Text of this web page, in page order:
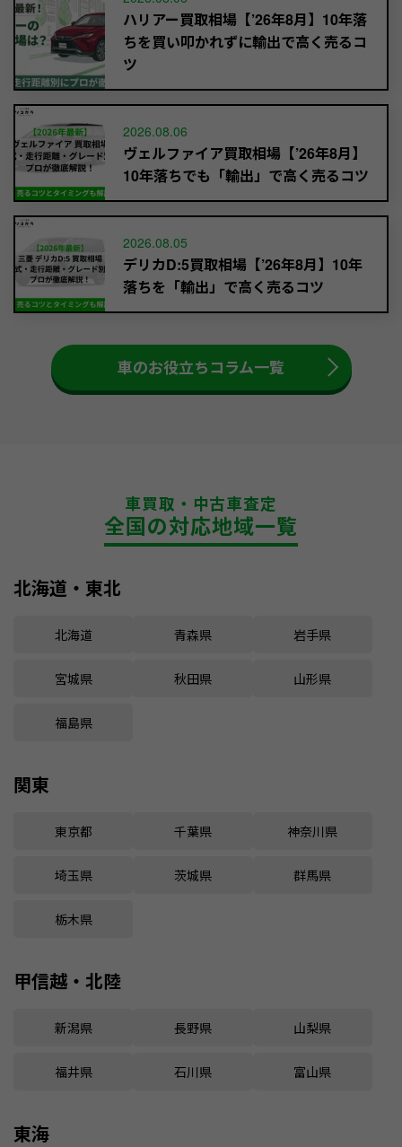
ハリアー買取相場【’26年8月】10年落
ちを買い叩かれずに輸出で高く売るコ
ツ
2026.08.06
ヴェルファイア買取相場【’26年8月】
10年落ちでも「輸出」で高く売るコツ
2026.08.05
デリカD:5買取相場【’26年8月】10年
落ちを「輸出」で高く売るコツ
車のお役立ちコラム一覧
車買取・中古車査定
全国の対応地域一覧
北海道・東北
北海道 青森県 岩手県
宮城県 秋田県 山形県
福島県
関東
東京都 千葉県 神奈川県
埼玉県 茨城県 群馬県
栃木県
甲信越・北陸
新潟県 長野県 山梨県
福井県 石川県 富山県
東海